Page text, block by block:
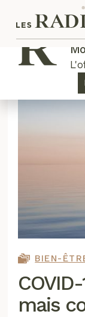
BIEN-
mais